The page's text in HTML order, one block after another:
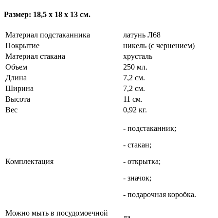
Размер: 18,5 х 18 х 13 см.
Материал подстаканника
латунь Л68
Покрытие
никель (с чернением)
Материал стакана
хрусталь
Объем
250 мл.
Длина
7,2 см.
Ширина
7,2 см.
Высота
11 см.
Вес
0,92 кг.
Комплектация
- подстаканник;
- стакан;
- открытка;
- значок;
- подарочная коробка.
Можно мыть в посудомоечной